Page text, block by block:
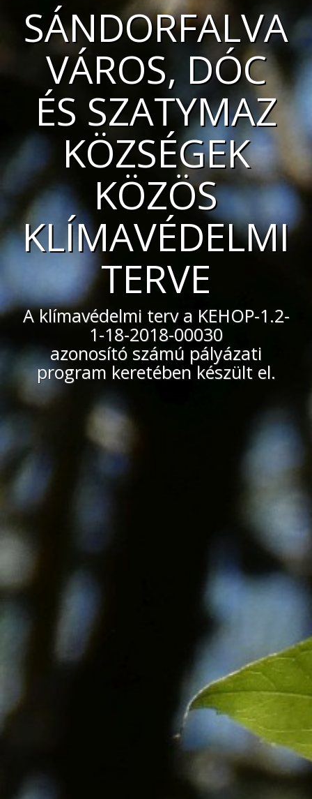
SÁNDORFALVA
VÁROS, DÓC
ÉS SZATYMAZ
KÖZSÉGEK
KÖZÖS
KLÍMAVÉDELMI
TERVE
A klímavédelmi terv a KEHOP-1.2-
1-18-2018-00030
azonosító számú pályázati
program keretében készült el.